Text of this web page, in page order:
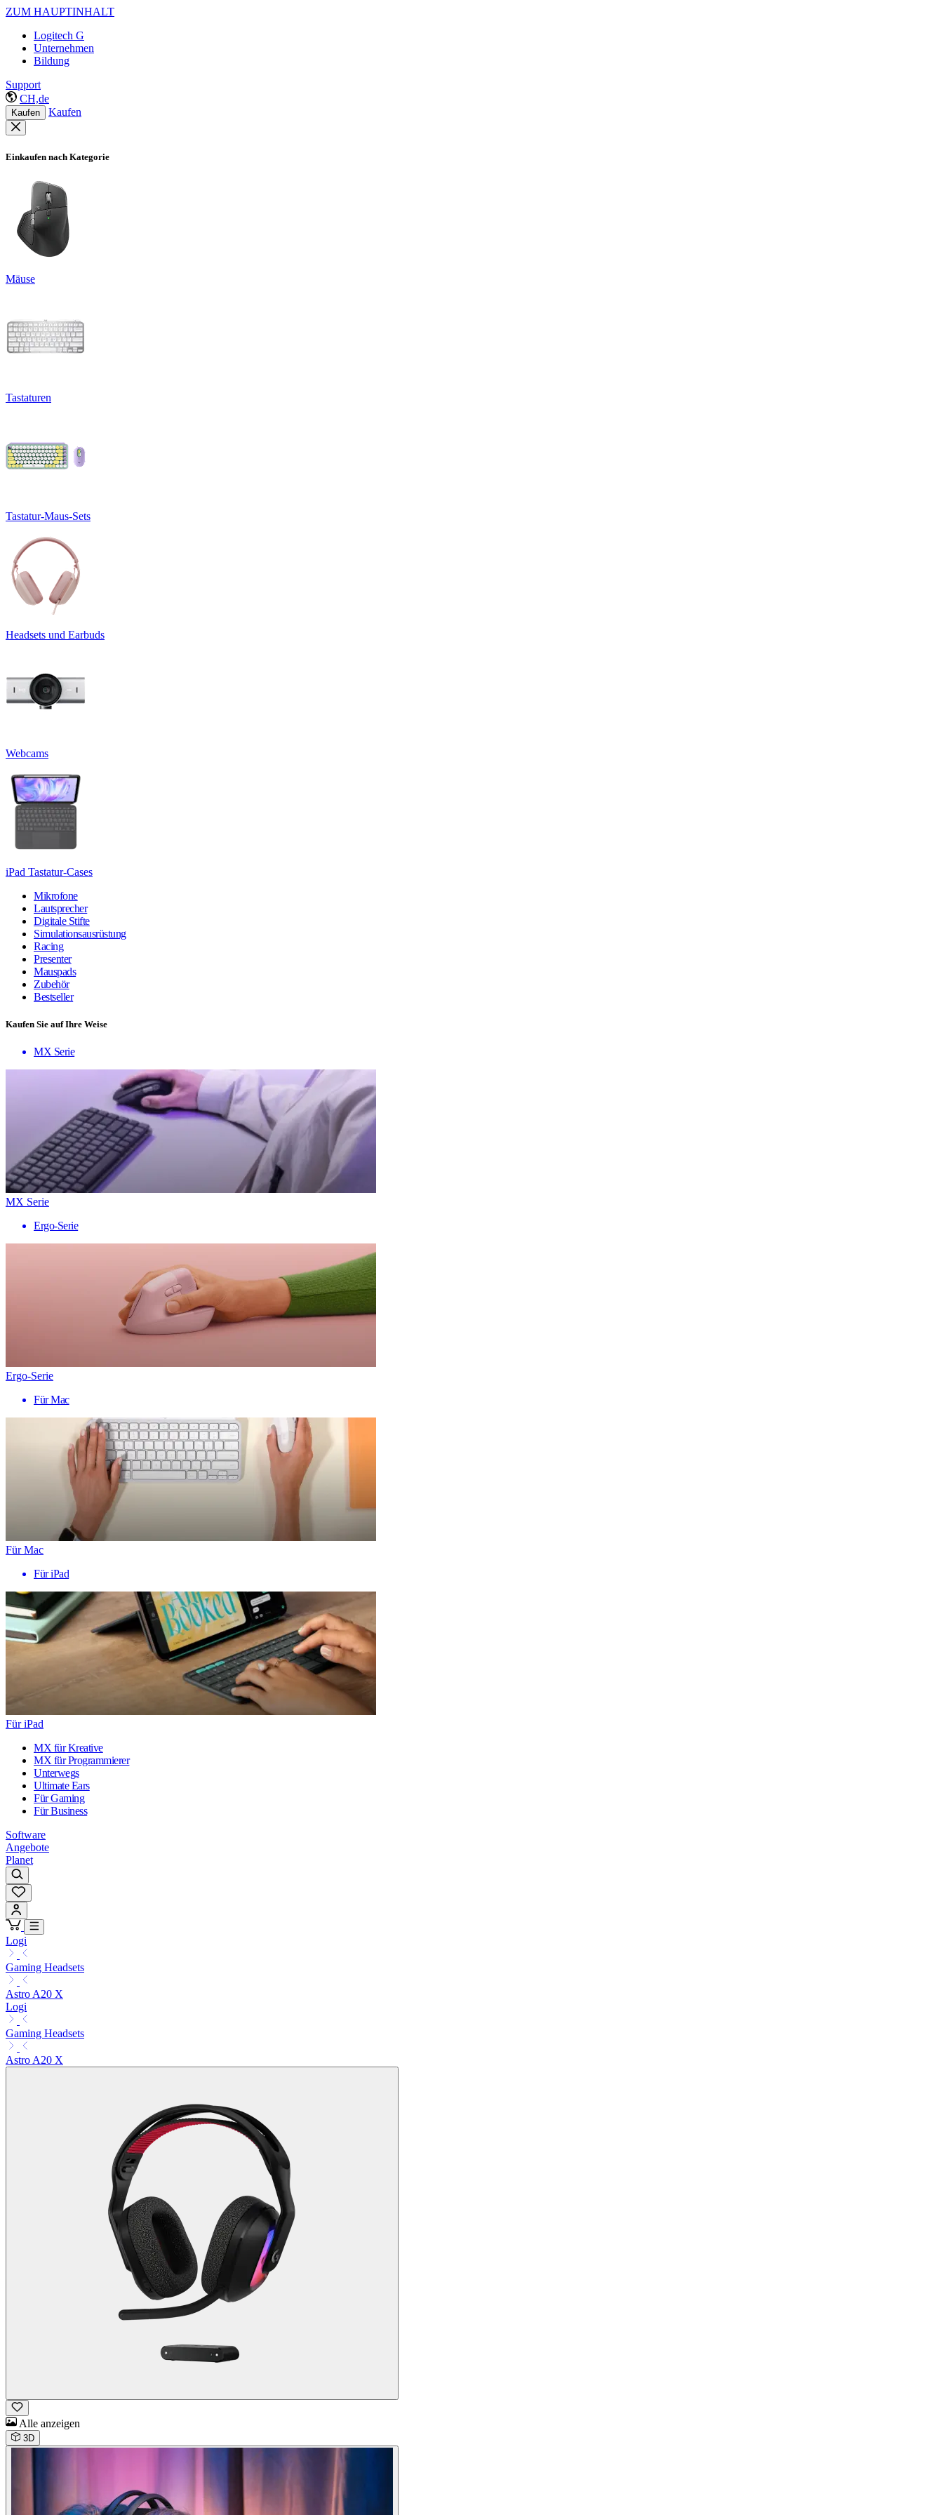
ZUM HAUPTINHALT
Logitech G
Unternehmen
Bildung
Support
CH,de
Kaufen Kaufen
Einkaufen nach Kategorie
Mäuse
Tastaturen
Tastatur-Maus-Sets
Headsets und Earbuds
Webcams
iPad Tastatur-Cases
Mikrofone
Lautsprecher
Digitale Stifte
Simulationsausrüstung
Racing
Presenter
Mauspads
Zubehör
Bestseller
Kaufen Sie auf Ihre Weise
MX Serie
MX Serie
Ergo-Serie
Ergo-Serie
Für Mac
Für Mac
Für iPad
Für iPad
MX für Kreative
MX für Programmierer
Unterwegs
Ultimate Ears
Für Gaming
Für Business
Software
Angebote
Planet
Logi
Gaming Headsets
Astro A20 X
Logi
Gaming Headsets
Astro A20 X
Alle anzeigen
3D